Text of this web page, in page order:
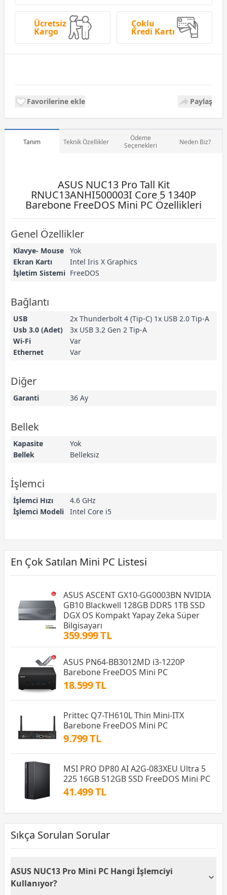
Ücretsiz
Kargo
Çoklu
Kredi Kartı
Favorilerine ekle Paylaş
Tanım Teknik Özellikler
Ödeme
Seçenekleri
Neden Biz?
ASUS NUC13 Pro Tall Kit
RNUC13ANHI500003I Core 5 1340P
Barebone FreeDOS Mini PC Özellikleri
Genel Özellikler
Klavye- Mouse
Yok
Ekran Kartı
Intel Iris X Graphics
İşletim Sistemi FreeDOS
Bağlantı
USB
2x Thunderbolt 4 (Tip-C) 1x USB 2.0 Tip-A
Usb 3.0 (Adet)
3x USB 3.2 Gen 2 Tip-A
Wi-Fi
Var
Ethernet
Var
Diğer
Garanti 36 Ay
Bellek
Kapasite
Yok
Bellek
Belleksiz
İşlemci
İşlemci Hızı
4.6 GHz
İşlemci Modeli
Intel Core i5
En Çok Satılan Mini PC Listesi
ASUS ASCENT GX10-GG0003BN NVIDIA
GB10 Blackwell 128GB DDR5 1TB SSD
DGX OS Kompakt Yapay Zeka Süper
Bilgisayarı
359.999 TL
ASUS PN64-BB3012MD i3-1220P
Barebone FreeDOS Mini PC
18.599 TL
Prittec Q7-TH610L Thin Mini-ITX
Barebone FreeDOS Mini PC
9.799 TL
MSI PRO DP80 AI A2G-083XEU Ultra 5
225 16GB 512GB SSD FreeDOS Mini PC
41.499 TL
Sıkça Sorulan Sorular
ASUS NUC13 Pro Mini PC Hangi İşlemciyi
Kullanıyor?